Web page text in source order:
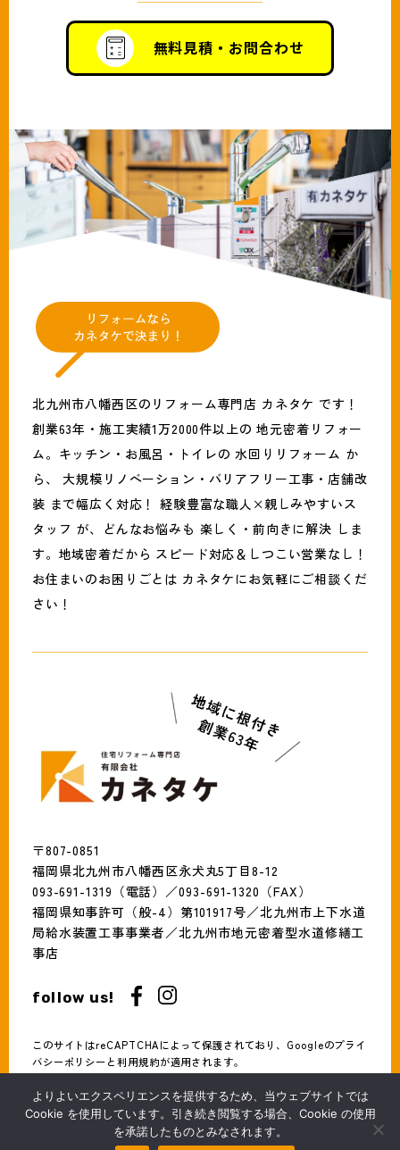
無料見積・お問合わせ
北九州市八幡西区のリフォーム専門店 カネタケ です！
創業63年・施工実績1万2000件以上の 地元密着リフォー
ム。キッチン・お風呂・トイレの 水回りリフォーム か
ら、 大規模リノベーション・バリアフリー工事・店舗改
装 まで幅広く対応！ 経験豊富な職人×親しみやすいス
タッフ が、どんなお悩みも 楽しく・前向きに解決 しま
す。地域密着だから スピード対応＆しつこい営業なし！
お住まいのお困りごとは カネタケにお気軽にご相談くだ
さい！
〒807-0851
福岡県北九州市八幡西区永犬丸5丁目8-12
093-691-1319（電話）／093-691-1320（FAX）
福岡県知事許可（般-4）第101917号／北九州市上下水道
局給水装置工事事業者／北九州市地元密着型水道修繕工
事店
follow us!
このサイトはreCAPTCHAによって保護されており、Googleのプライ
バシーポリシーと利用規約が適用されます。
Copyright KANETAKE Inc. All Rights Reserved.
よりよいエクスペリエンスを提供するため、当ウェブサイトでは
Cookie を使用しています。引き続き閲覧する場合、Cookie の使用
を承諾したものとみなされます。